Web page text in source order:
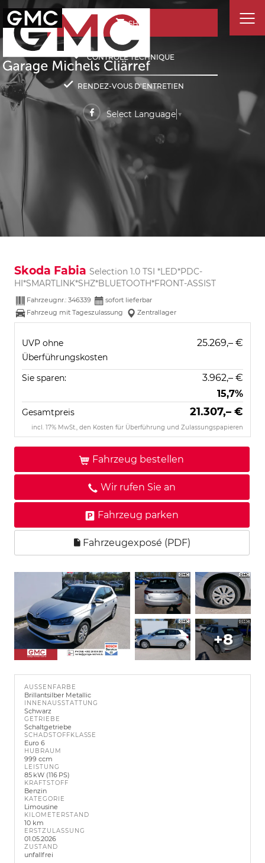
SHOP
CONTRÔLE TECHNIQUE
RENDEZ-VOUS D'ENTRETIEN
Select Language ▼
Skoda Fabia Selection 1.0 TSI *LED*PDC-
HI*SMARTLINK*SHZ*BLUETOOTH*FRONT-ASSIST
Fahrzeugnr.: 346339
sofort lieferbar
Fahrzeug mit Tageszulassung
Zentrallager
UVP ohne
Überführungskosten
25.269,– €
Sie sparen:
3.962,– €
15,7%
Gesamtpreis 21.307,– €
incl. 17% MwSt., den Kosten für Überführung und Zulassungspapieren
Fahrzeug bestellen
Wir rufen Sie an
Fahrzeug parken
Fahrzeugexposé (PDF)
+8
AUSSENFARBE
Brillantsilber Metallic
INNENAUSSTATTUNG
Schwarz
GETRIEBE
Schaltgetriebe
SCHADSTOFFKLASSE
Euro 6
HUBRAUM
999 ccm
LEISTUNG
85 kW (116 PS)
KRAFTSTOFF
Benzin
KATEGORIE
Limousine
KILOMETERSTAND
10 km
ERSTZULASSUNG
01.05.2026
ZUSTAND
unfallfrei